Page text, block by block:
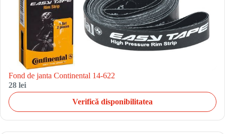
Fond de janta Continental 14-622
28 lei
Verifică disponibilitatea